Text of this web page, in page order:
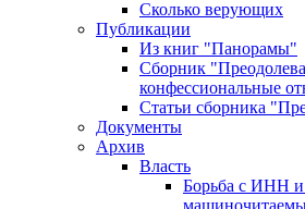
Сколько верующих
Публикации
Из книг "Панорамы"
Сборник
конфессиональные
Статьи сборника
Документы
Архив
Власть
Борьба с ИНН